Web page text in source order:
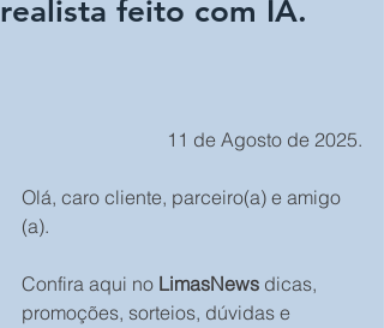
realista feito com IA.
11 de Agosto de 2025.
Olá, caro cliente, parceiro(a) e amigo
(a).
Confira aqui no LimasNews dicas,
promoções, sorteios, dúvidas e